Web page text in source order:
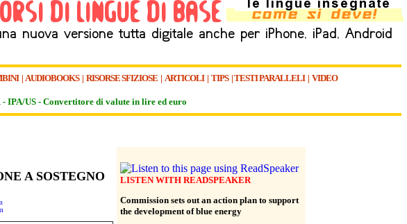
| AUDIOBOOKS| RISORSE SFIZIOSE | ARTICOLI| TIPS|TESTI PARALLELI| VIDEO
- IPA/US - Convertitore di valute in lire ed euro
A SOSTEGNO
LISTEN WITH READSPEAKER
Commission sets out an action plan to support
the development of blue energy